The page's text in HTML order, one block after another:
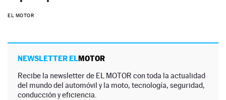
EL MOTOR
NEWSLETTER ELMOTOR
Recibe la newsletter de EL MOTOR con toda la actualidad
del mundo del automóvil y la moto, tecnología, seguridad,
conducción y eficiencia.